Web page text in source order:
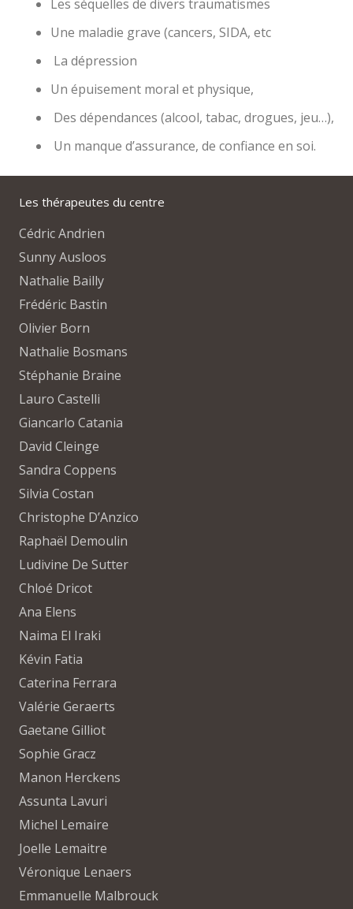
Les séquelles de divers traumatismes
Une maladie grave (cancers, SIDA, etc
La dépression
Un épuisement moral et physique,
Des dépendances (alcool, tabac, drogues, jeu…),
Un manque d’assurance, de confiance en soi.
Les thérapeutes du centre
Cédric Andrien
Sunny Ausloos
Nathalie Bailly
Frédéric Bastin
Olivier Born
Nathalie Bosmans
Stéphanie Braine
Lauro Castelli
Giancarlo Catania
David Cleinge
Sandra Coppens
Silvia Costan
Christophe D’Anzico
Raphaël Demoulin
Ludivine De Sutter
Chloé Dricot
Ana Elens
Naima El Iraki
Kévin Fatia
Caterina Ferrara
Valérie Geraerts
Gaetane Gilliot
Sophie Gracz
Manon Herckens
Assunta Lavuri
Michel Lemaire
Joelle Lemaitre
Véronique Lenaers
Emmanuelle Malbrouck